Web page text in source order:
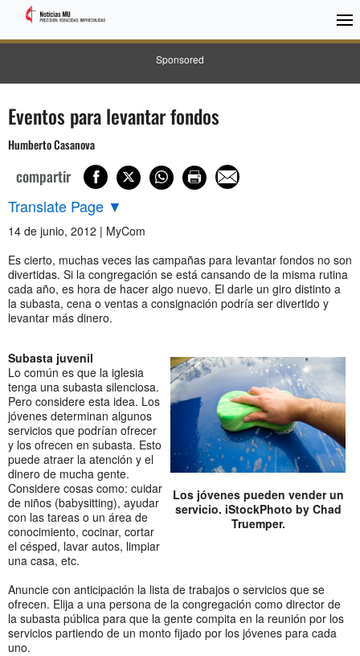
Sponsored
Eventos para levantar fondos
Humberto Casanova
compartir
Translate Page ▼
14 de junio, 2012 | MyCom
Es cierto, muchas veces las campañas para levantar fondos no son
divertidas. Si la congregación se está cansando de la misma rutina
cada año, es hora de hacer algo nuevo. El darle un giro distinto a
la subasta, cena o ventas a consignación podría ser divertido y
levantar más dinero.
Los jóvenes pueden vender un
servicio. iStockPhoto by Chad
Truemper.
Subasta juvenil
Lo común es que la iglesia
tenga una subasta silenciosa.
Pero considere esta idea. Los
jóvenes determinan algunos
servicios que podrían ofrecer
y los ofrecen en subasta. Esto
puede atraer la atención y el
dinero de mucha gente.
Considere cosas como: cuidar
de niños (babysitting), ayudar
con las tareas o un área de
conocimiento, cocinar, cortar
el césped, lavar autos, limpiar
una casa, etc.
Anuncie con anticipación la lista de trabajos o servicios que se
ofrecen. Elija a una persona de la congregación como director de
la subasta pública para que la gente compita en la reunión por los
servicios partiendo de un monto fijado por los jóvenes para cada
uno.